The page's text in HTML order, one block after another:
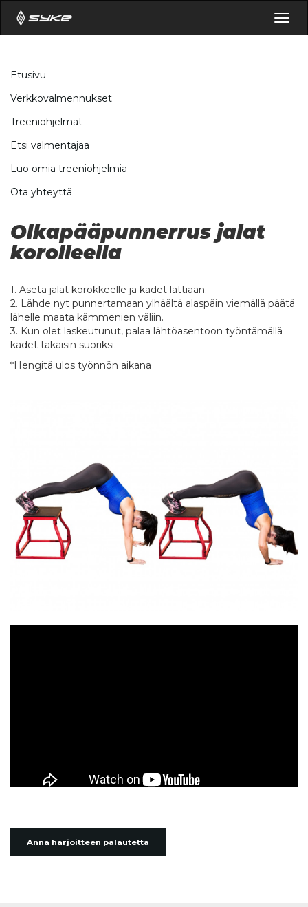
Etusivu
Verkkovalmennukset
Treeniohjelmat
Etsi valmentajaa
Luo omia treeniohjelmia
Ota yhteyttä
Olkapääpunnerrus jalat
korolleella
1. Aseta jalat korokkeelle ja kädet lattiaan.
2. Lähde nyt punnertamaan ylhäältä alaspäin viemällä päätä
lähelle maata kämmenien väliin.
3. Kun olet laskeutunut, palaa lähtöasentoon työntämällä
kädet takaisin suoriksi.
*Hengitä ulos työnnön aikana
Anna harjoitteen palautetta